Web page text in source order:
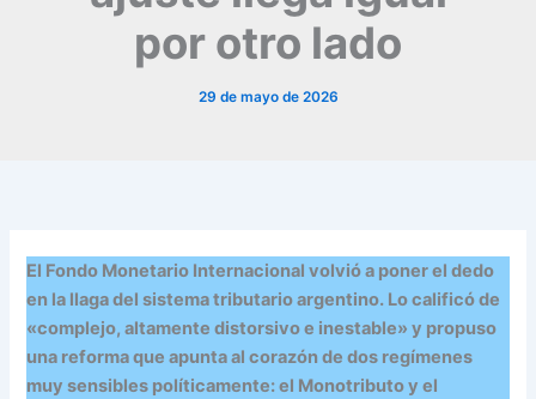
por otro lado
29 de mayo de 2026
El Fondo Monetario Internacional volvió a poner el dedo
en la llaga del sistema tributario argentino. Lo calificó de
«complejo, altamente distorsivo e inestable» y propuso
una reforma que apunta al corazón de dos regímenes
muy sensibles políticamente: el Monotributo y el